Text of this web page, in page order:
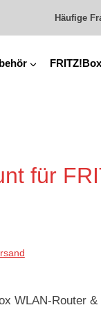
Häufige
für
WLAN-Router &